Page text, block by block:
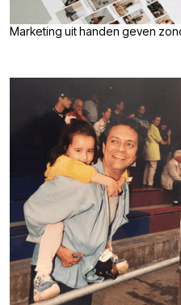
Marketing uit handen geven